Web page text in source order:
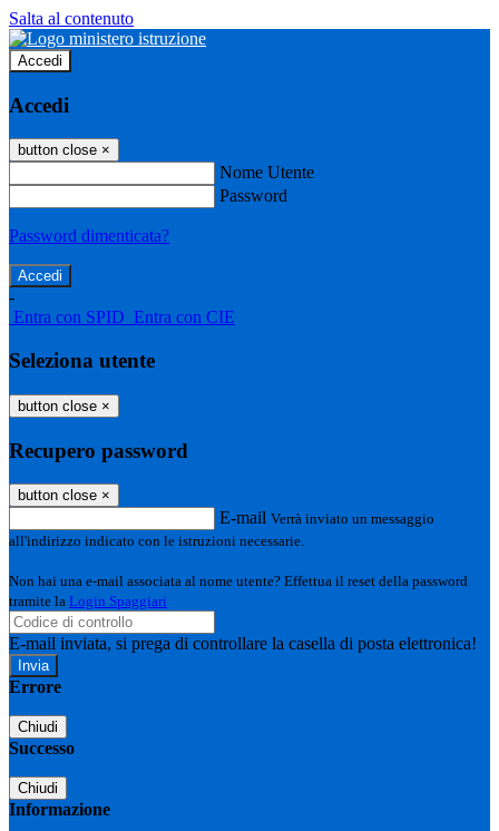
Salta al contenuto
Accedi
Accedi
button close ×
Nome Utente
Password
Password dimenticata?
-
Entra con SPID Entra con CIE
Seleziona utente
button close ×
Recupero password
button close ×
E-mail Verrà inviato un messaggio
all'indirizzo indicato con le istruzioni necessarie.
Non hai una e-mail associata al nome utente? Effettua il reset della password
tramite la Login Spaggiari
E-mail inviata, si prega di controllare la casella di posta elettronica!
Errore
Chiudi
Successo
Chiudi
Informazione